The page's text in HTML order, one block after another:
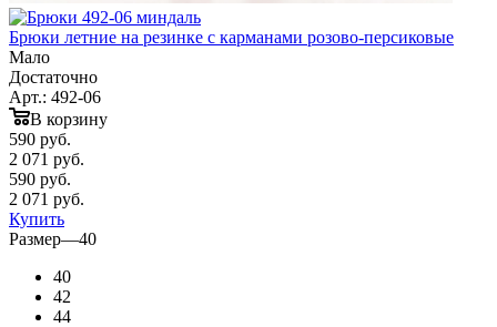
Брюки летние на резинке с карманами розово-персиковые
Мало
Достаточно
Арт.: 492-06
В корзину
590 руб.
2 071 руб.
590 руб.
2 071 руб.
Купить
Размер—40
40
42
44